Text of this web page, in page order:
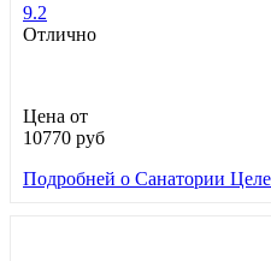
9.2
Отлично
Цена от
10770 руб
Подробней о Санатории